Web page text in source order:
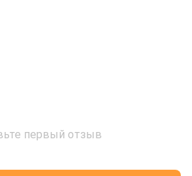
первый отзыв